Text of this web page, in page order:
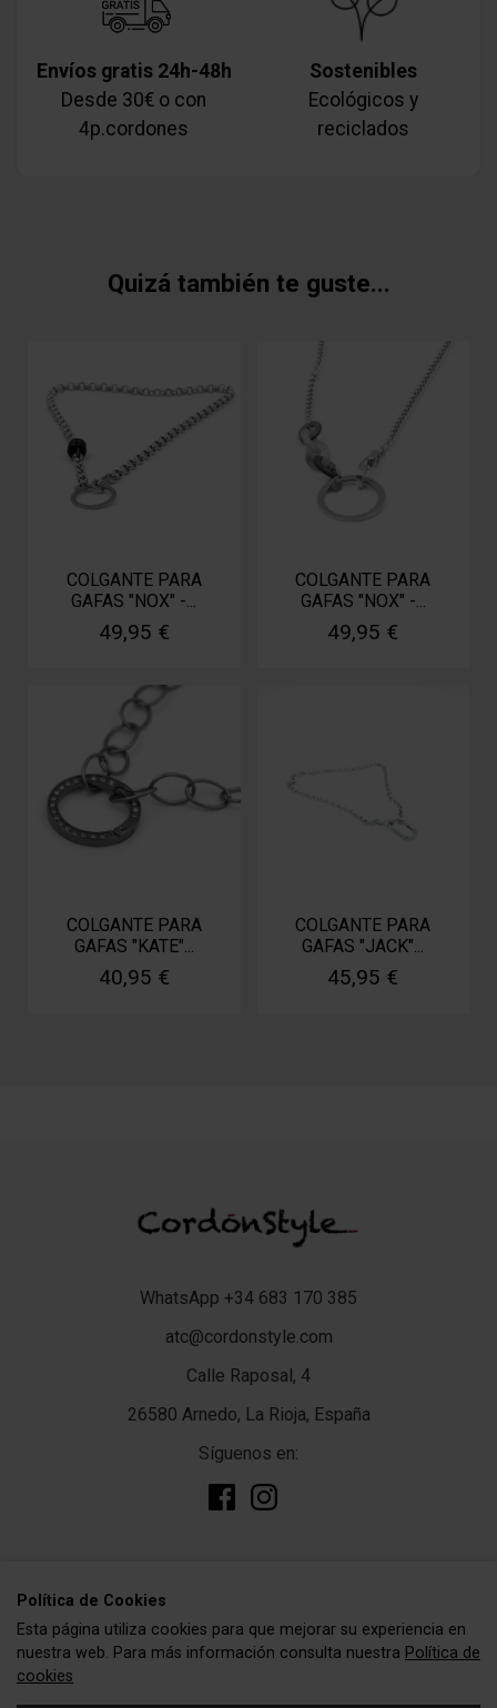
Envíos gratis 24h-48h
Desde 30€ o con
4p.cordones
Sostenibles
Ecológicos y
reciclados
Quizá también te guste...
COLGANTE PARA
GAFAS "NOX" -...
49,95 €
COLGANTE PARA
GAFAS "NOX" -...
49,95 €
COLGANTE PARA
GAFAS "KATE"...
40,95 €
COLGANTE PARA
GAFAS "JACK"...
45,95 €
WhatsApp +34 683 170 385
atc@cordonstyle.com
Calle Raposal, 4
26580 Arnedo, La Rioja, España
Síguenos en:
Complementos
CORDÓNSTYLE add
Polí­tica de Cookies
Esta página utiliza cookies para que mejorar su experiencia en
nuestra web. Para más información consulta nuestra Política de
cookies